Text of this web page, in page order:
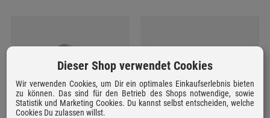
Dieser Shop verwendet Cookies
Wir verwenden Cookies, um Dir ein optimales Einkaufserlebnis bieten
zu können. Das sind für den Betrieb des Shops notwendige, sowie
Statistik und Marketing Cookies. Du kannst selbst entscheiden, welche
Cookies Du zulassen willst.